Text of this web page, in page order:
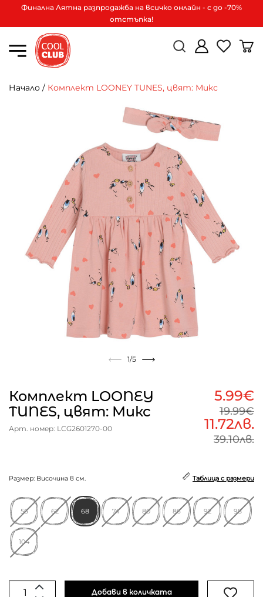
Финална Лятна разпродажба на всичко онлайн - с до -70%
отстъпка!
Начало / Комплект LOONEY TUNES, цвят: Микс
1/5
Комплект LOONEY
TUNES, цвят: Микс
Арт. номер: LCG2601270-00
5.99€
19.99€
11.72лв.
39.10лв.
Размер: Височина в см. Таблица с размери
56 62 68 74 80 86 92 98
104
Добави в количката